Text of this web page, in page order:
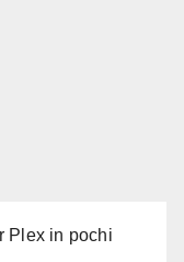
Plex in pochi